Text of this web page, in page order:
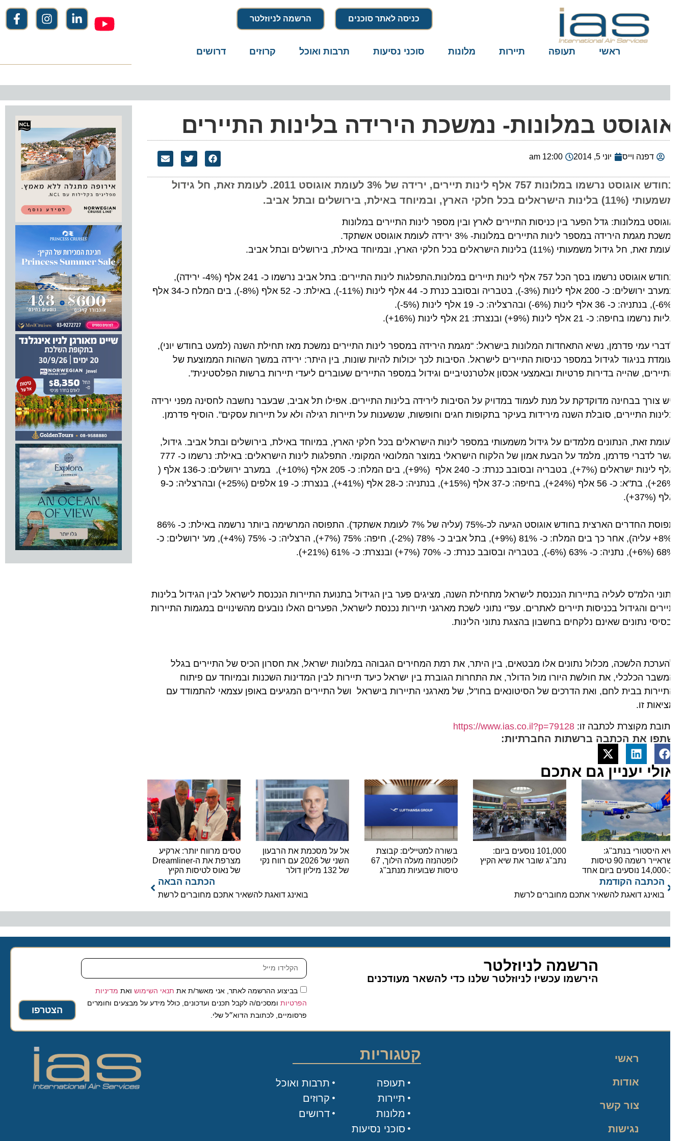
כניסה לאתר סוכנים הרשמה לניוזלטר
ראשי תעופה תיירות מלונות סוכני נסיעות תרבות ואוכל קרוזים דרושים
במלונות- נמשכת הירידה בלינות התיירים
דפנה וייס יוני 5, 2014 12:00 am
בחודש אוגוסט נרשמו במלונות 757 אלף לינות תיירים, ירידה של 3% לעומת אוגוסט 2011. לעומת זאת, חל גידול
בלינות הישראלים בכל חלקי הארץ, ובמיוחד באילת, בירושלים ובתל אביב.
במלונות: גדל הפער בין כניסות התיירים לארץ ובין מספר לינות התיירים במלונות
מגמת הירידה במספר לינות התיירים במלונות- 3% ירידה לעומת אוגוסט אשתקד.
זאת, חל גידול משמעותי (11%) בלינות הישראלים בכל חלקי הארץ, ובמיוחד באילת, בירושלים ובתל אביב.
בחודש אוגוסט נרשמו בסך הכל 757 אלף לינות תיירים במלונות.התפלגות לינות התיירים: בתל אביב נרשמו כ- 241 אלף (4%- ירידה),
במערב ירושלים: כ- 200 אלף לינות (3%-), בטבריה ובסובב כנרת כ- 44 אלף לינות (11%-), באילת: כ- 52 אלף (8%-), בים המלח כ-34 אלף
נרשמו בחיפה: כ- 21 אלף לינות (9%+) ובנצרת: 21 אלף לינות (16%+).
עמי פדרמן, נשיא התאחדות המלונות בישראל: "מגמת הירידה במספר לינות התיירים נמשכת מאז תחילת השנה (למעט בחודש יוני),
בניגוד לגידול במספר כניסות התיירים לישראל. הסיבות לכך יכולות להיות שונות, בין היתר: ירידה במשך השהות הממוצעת של
שהייה בדירות פרטיות ובאמצעי אכסון אלטרנטיביים וגידול במספר התיירים שעוברים ליעדי תיירות ברשות הפלסטינית".
צורך בבחינה מדוקדקת על מנת לעמוד במדויק על הסיבות לירידה בלינות התיירים. אפילו תל אביב, שבעבר נחשבה לחסינה מפני ירידה
התיירים, סובלת השנה מירידות בעיקר בתקופות חגים וחופשות, שנשענות על תיירות רגילה ולא על תיירות עסקים". הוסיף פדרמן.
זאת, הנתונים מלמדים על גידול משמעותי במספר לינות הישראלים בכל חלקי הארץ, במיוחד באילת, בירושלים ובתל אביב. גידול,
אשר לדברי פדרמן, מלמד על הבעת אמון של הלקוח הישראלי במוצר המלונאי המקומי. התפלגות לינות הישראלים: באילת: נרשמו כ- 777
אלף לינות ישראלים (7%+), בטבריה ובסובב כנרת: כ- 240 אלף (9%+), בים המלח: כ- 205 אלף (10%+), במערב ירושלים: כ-136 אלף (
26%+), בת"א: כ- 56 אלף (24%+), בחיפה: כ-37 אלף (15%+), בנתניה: כ-28 אלף (41%+), בנצרת: כ- 19 אלפים (25%+) ובהרצליה: כ-9
(37%+).
תפוסת החדרים הארצית בחודש אוגוסט הגיעה לכ-75% (עליה של 7% לעומת אשתקד). התפוסה המרשימה ביותר נרשמה באילת: כ- 86%
(8%+ עליה), אחר כך בים המלח: כ- 81% (9%+), בתל אביב כ- 78% (2%-), חיפה: 75% (7%+), הרצליה: כ- 75% (4%+), מע' ירושלים: כ-
הלמ"ס לעליה בתיירות הנכנסת לישראל מתחילת השנה, מציגים פער בין הגידול בתנועת התיירות הנכנסת לישראל לבין הגידול בלינות
והגידול בכניסות תיירים לאתרים. עפ"י נתוני לשכת מארגני תיירות נכנסת לישראל, הפערים האלו נובעים מהשינויים במגמות התיירות
נתונים שאינם נלקחים בחשבון בהצגת נתוני הלינות.
הלשכה, מכלול נתונים אלו מבטאים, בין היתר, את רמת המחירים הגבוהה במלונות ישראל, את חסרון הכיס של התיירים בגלל
הכלכלי, את חולשת היורו מול הדולר, את התחרות הגוברת בין ישראל כיעד תיירות לבין המדינות השכנות ובמיוחד עם פיתוח
בבית לחם, ואת הדרכים של הסיטונאים בחו"ל, של מארגני התיירות בישראל ושל התיירים המגיעים באופן עצמאי להתמודד עם
זו.
מקוצרת לכתבה זו:https://www.ias.co.il?p=79128
את הכתבה ברשתות החברתיות:
יעניין גם אתכם
היסטורי בנתב"ג:
ישראייר רשמה 90 טיסות
101,000 נוסעים ביום:
נתב"ג שובר את שיא הקיץ
בשורה למטיילים: קבוצת
לופטהנזה מעלה הילוך, 67
טיסות שבועיות מנתב"ג
אל על מסכמת את הרבעון
השני של 2026 עם רווח נקי
טסים מרווח יותר: ארקיע
מצרפת את ה-Dreamliner
של נאוס לטיסות הקיץ
הכתבה הקודמת
בואינג דואגת להשאיר אתכם מחוברים לרשת
הכתבה הבאה
בואינג דואגת להשאיר אתכם מחוברים לרשת
הרשמה לניוזלטר
הירשמו עכשיו לניוזלטר שלנו כדי להשאר מעודכנים
בביצוע ההרשמה לאתר, אני מאשר/ת אתתנאי השימושואת מדיניות
הפרטיותומסכים/ה לקבל תכנים ועדכונים, כולל מידע על מבצעים וחומרים
פרסומיים, לכתובת הדוא״ל שלי.
הצטרפו
ראשי
אודות
צור קשר
נגישות
קטגוריות
תעופה
תיירות
מלונות
סוכני נסיעות
תרבות ואוכל
קרוזים
דרושים